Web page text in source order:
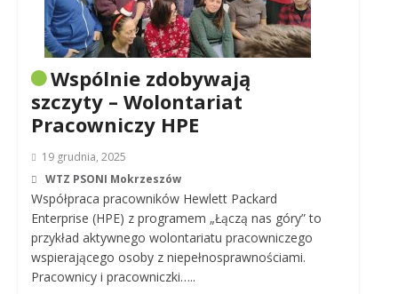
Wspólnie zdobywają
szczyty – Wolontariat
Pracowniczy HPE
19 grudnia, 2025
WTZ PSONI Mokrzeszów
Współpraca pracowników Hewlett Packard
Enterprise (HPE) z programem „Łączą nas góry” to
przykład aktywnego wolontariatu pracowniczego
wspierającego osoby z niepełnosprawnościami.
Pracownicy i pracowniczki…..